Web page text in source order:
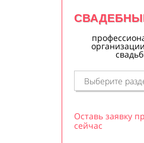
Оставь заявку
сейчас